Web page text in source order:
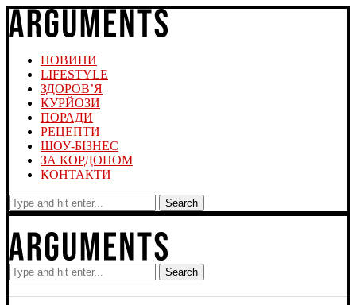
НОВИНИ
LIFESTYLE
ЗДОРОВ’Я
КУРЙОЗИ
ПОРАДИ
РЕЦЕПТИ
ШОУ-БІЗНЕС
ЗА КОРДОНОМ
КОНТАКТИ
Search
Search